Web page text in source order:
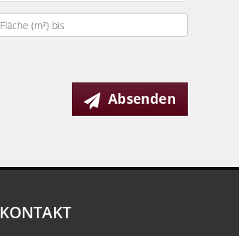
Absenden
KONTAKT